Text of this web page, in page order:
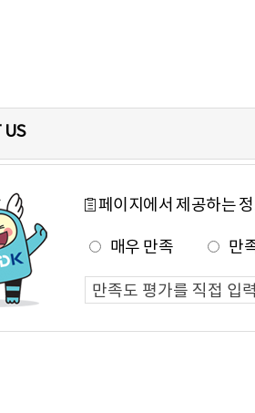
US
페이지에서 제공하는
매우 만족
만